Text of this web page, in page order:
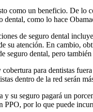
como un beneficio. De
como lo hace
de seguro dental
su atención. En cambio,
seguro dental, pero
para dentistas
dentro de la red serán
su seguro pagará un
PPO, por lo que puede